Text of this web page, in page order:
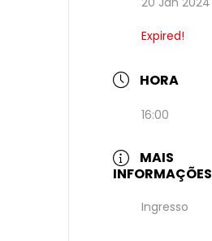
Expired!
HORA
16:00
MAIS
INFORMAÇÕES
Ingresso